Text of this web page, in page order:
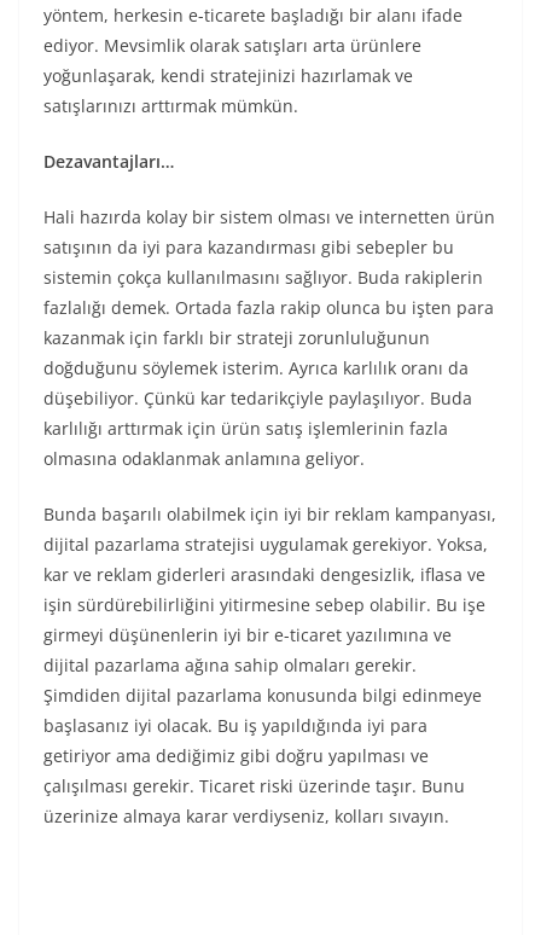
yöntem, herkesin e-ticarete başladığı bir alanı ifade
ediyor. Mevsimlik olarak satışları arta ürünlere
yoğunlaşarak, kendi stratejinizi hazırlamak ve
satışlarınızı arttırmak mümkün.
Dezavantajları…
Hali hazırda kolay bir sistem olması ve internetten ürün
satışının da iyi para kazandırması gibi sebepler bu
sistemin çokça kullanılmasını sağlıyor. Buda rakiplerin
fazlalığı demek. Ortada fazla rakip olunca bu işten para
kazanmak için farklı bir strateji zorunluluğunun
doğduğunu söylemek isterim. Ayrıca karlılık oranı da
düşebiliyor. Çünkü kar tedarikçiyle paylaşılıyor. Buda
karlılığı arttırmak için ürün satış işlemlerinin fazla
olmasına odaklanmak anlamına geliyor.
Bunda başarılı olabilmek için iyi bir reklam kampanyası,
dijital pazarlama stratejisi uygulamak gerekiyor. Yoksa,
kar ve reklam giderleri arasındaki dengesizlik, iflasa ve
işin sürdürebilirliğini yitirmesine sebep olabilir. Bu işe
girmeyi düşünenlerin iyi bir e-ticaret yazılımına ve
dijital pazarlama ağına sahip olmaları gerekir.
Şimdiden dijital pazarlama konusunda bilgi edinmeye
başlasanız iyi olacak. Bu iş yapıldığında iyi para
getiriyor ama dediğimiz gibi doğru yapılması ve
çalışılması gerekir. Ticaret riski üzerinde taşır. Bunu
üzerinize almaya karar verdiyseniz, kolları sıvayın.